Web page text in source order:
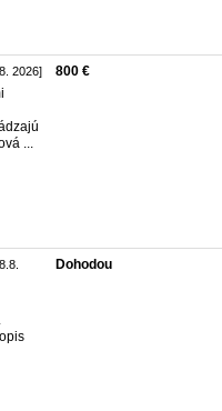
2026]
...
800 €
Dohodou